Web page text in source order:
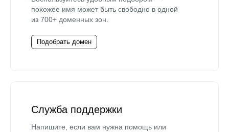
похожее имя может быть свободно в одной
из 700+ доменных зон.
Подобрать домен
Служба поддержки
Напишите, если вам нужна помощь или